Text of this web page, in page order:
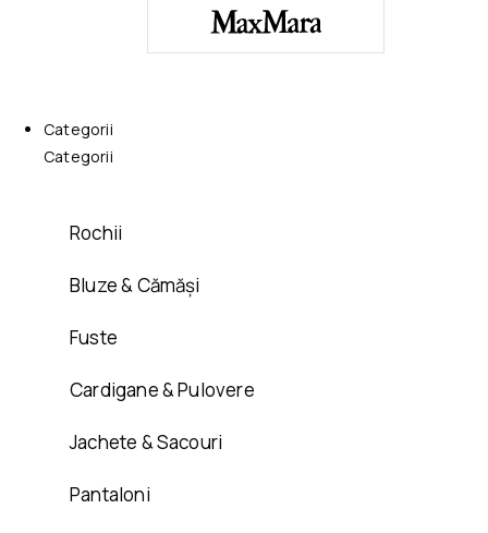
Categorii
Categorii
Rochii
Bluze & Cămăși
Fuste
Cardigane & Pulovere
Jachete & Sacouri
Pantaloni